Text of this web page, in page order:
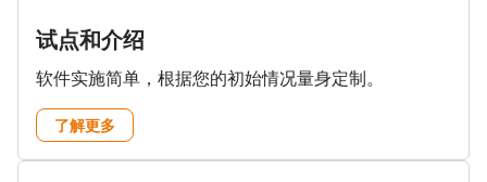
试点和介绍
软件实施简单，根据您的初始情况量身定制。
了解更多